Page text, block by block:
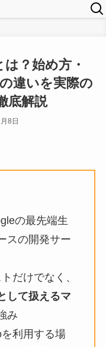
？始め方・
違いを実際の
底解説
8日
の最先端生
スの開発サー
だけでなく、
して扱えるマ
み
利用する場